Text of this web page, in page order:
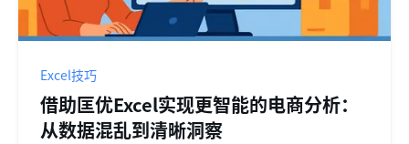
Excel技巧
借助匡优Excel实现更智能的电商分析：
从数据混乱到清晰洞察